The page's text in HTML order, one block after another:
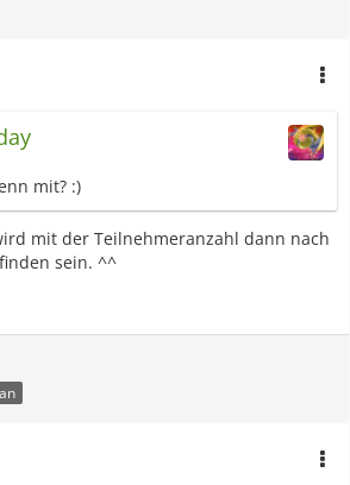
mit? :)
mit der Teilnehmeranzahl dann nach
sein. ^^